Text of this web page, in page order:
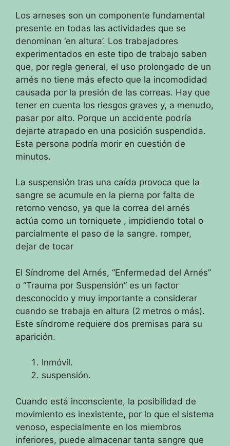
Los arneses son un componente fundamental
presente en todas las actividades que se
denominan ‘en altura’. Los trabajadores
experimentados en este tipo de trabajo saben
que, por regla general, el uso prolongado de un
arnés no tiene más efecto que la incomodidad
causada por la presión de las correas. Hay que
tener en cuenta los riesgos graves y, a menudo,
pasar por alto. Porque un accidente podría
dejarte atrapado en una posición suspendida.
Esta persona podría morir en cuestión de
minutos.
La suspensión tras una caída provoca que la
sangre se acumule en la pierna por falta de
retorno venoso, ya que la correa del arnés
actúa como un torniquete , impidiendo total o
parcialmente el paso de la sangre. romper,
dejar de tocar
El Síndrome del Arnés, “Enfermedad del Arnés”
o “Trauma por Suspensión” es un factor
desconocido y muy importante a considerar
cuando se trabaja en altura (2 metros o más).
Este síndrome requiere dos premisas para su
aparición.
Inmóvil.
suspensión.
Cuando está inconsciente, la posibilidad de
movimiento es inexistente, por lo que el sistema
venoso, especialmente en los miembros
inferiores, puede almacenar tanta sangre que